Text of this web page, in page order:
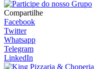
Compartilhe
Facebook
Twitter
Whatsapp
Telegram
LinkedIn